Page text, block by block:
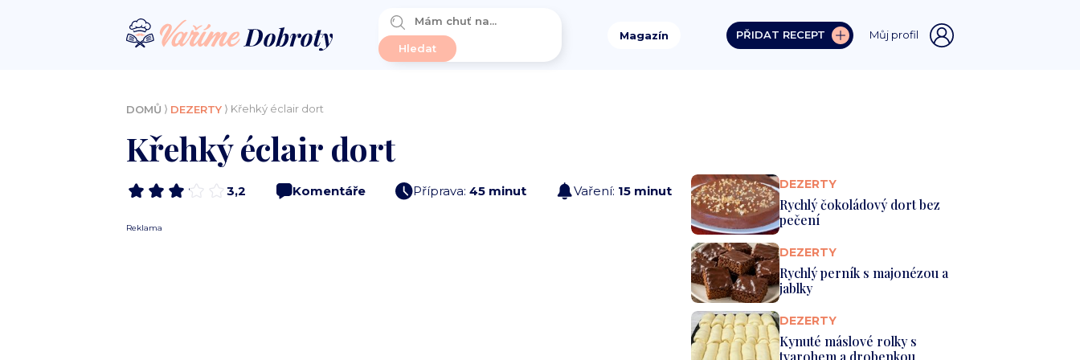
Magazín PŘIDAT RECEPT Můj profil
DOMŮ ⟩ DEZERTY⟩ Křehký éclair dort
Křehký éclair dort
3,2 Komentáře Příprava: 45 minut Vaření: 15 minut
Reklama
DEZERTY
Rychlý čokoládový dort bez
pečení
DEZERTY
Rychlý perník s majonézou a
jablky
DEZERTY
Kynuté máslové rolky s
tvarohem a drobenkou